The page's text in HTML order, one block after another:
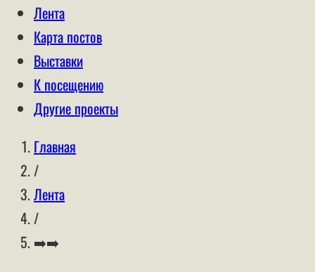
Лента
Карта постов
Выставки
К посещению
Другие проекты
Главная
/
Лента
/
➡️➡️